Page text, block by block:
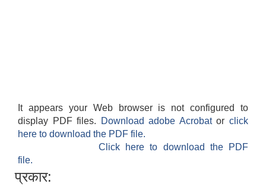
It appears your Web browser is not configured to
display PDF files.
Download adobe Acrobatorclick
here to download the PDF file.
Click here to download the PDF
file.
प्रकार: